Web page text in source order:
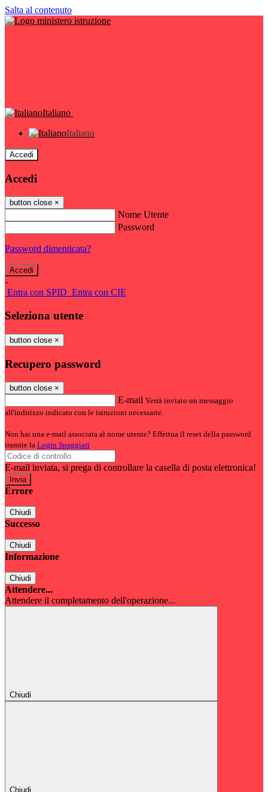
Salta al contenuto
Italiano
Italiano
Accedi
Accedi
button close ×
Nome Utente
Password
Password dimenticata?
-
Entra con SPID Entra con CIE
Seleziona utente
button close ×
Recupero password
button close ×
E-mail Verrà inviato un messaggio
all'indirizzo indicato con le istruzioni necessarie.
Non hai una e-mail associata al nome utente? Effettua il reset della password
tramite la Login Spaggiari
E-mail inviata, si prega di controllare la casella di posta elettronica!
Errore
Chiudi
Successo
Chiudi
Informazione
Chiudi
Attendere...
Attendere il completamento dell'operazione...
Chiudi
Chiudi